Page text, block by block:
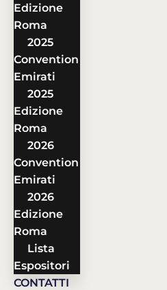
Edizione
Roma
2025
Convention
Emirati
2025
Edizione
Roma
2026
Convention
Emirati
2026
Edizione
Roma
Lista
Espositori
CONTATTI